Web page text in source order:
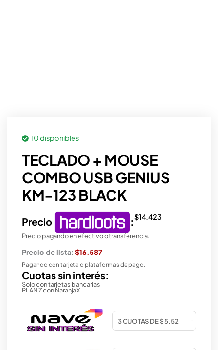
10 disponibles
TECLADO + MOUSE
COMBO USB GENIUS
KM-123 BLACK
Precio :$14.423
Precio pagando en efectivo o transferencia.
Precio de lista: $16.587
Pagando con tarjeta o plataformas de pago.
Cuotas sin interés:
Solo con tarjetas bancarias
PLAN Z con NaranjaX.